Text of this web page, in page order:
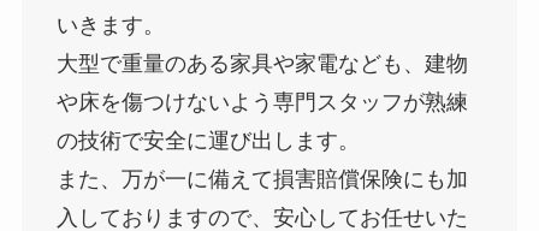
いきます。
大型で重量のある家具や家電なども、建物
や床を傷つけないよう専門スタッフが熟練
の技術で安全に運び出します。
また、万が一に備えて損害賠償保険にも加
入しておりますので、安心してお任せいた